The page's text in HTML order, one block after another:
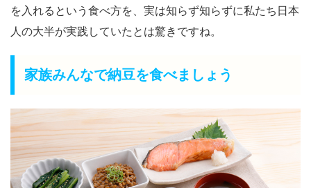
を入れるという食べ方を、実は知らず知らずに私たち日本
人の大半が実践していたとは驚きですね。
家族みんなで納豆を食べましょう